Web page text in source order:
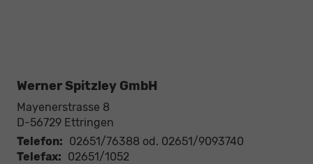
Werner Spitzley GmbH
Mayenerstrasse 8
D-56729 Ettringen
Telefon: 02651/76388 od. 02651/9093740
Telefax: 02651/1052